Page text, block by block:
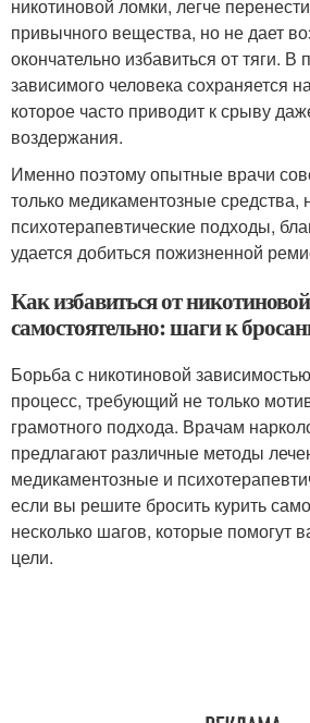
никотиновой ломки, легче
привычного вещества, но не дает
окончательно избавиться от тяги. В
зависимого человека сохраняется
которое часто приводит к срыву
воздержания.
Именно поэтому опытные врачи
только медикаментозные средства,
психотерапевтические подходы,
удается добиться пожизненной
Как избавиться от
самостоятельно: шаги к
Борьба с никотиновой
процесс, требующий не только
грамотного подхода. Врачам
предлагают различные методы
медикаментозные и
если вы решите бросить курить
несколько шагов, которые помогут
цели.